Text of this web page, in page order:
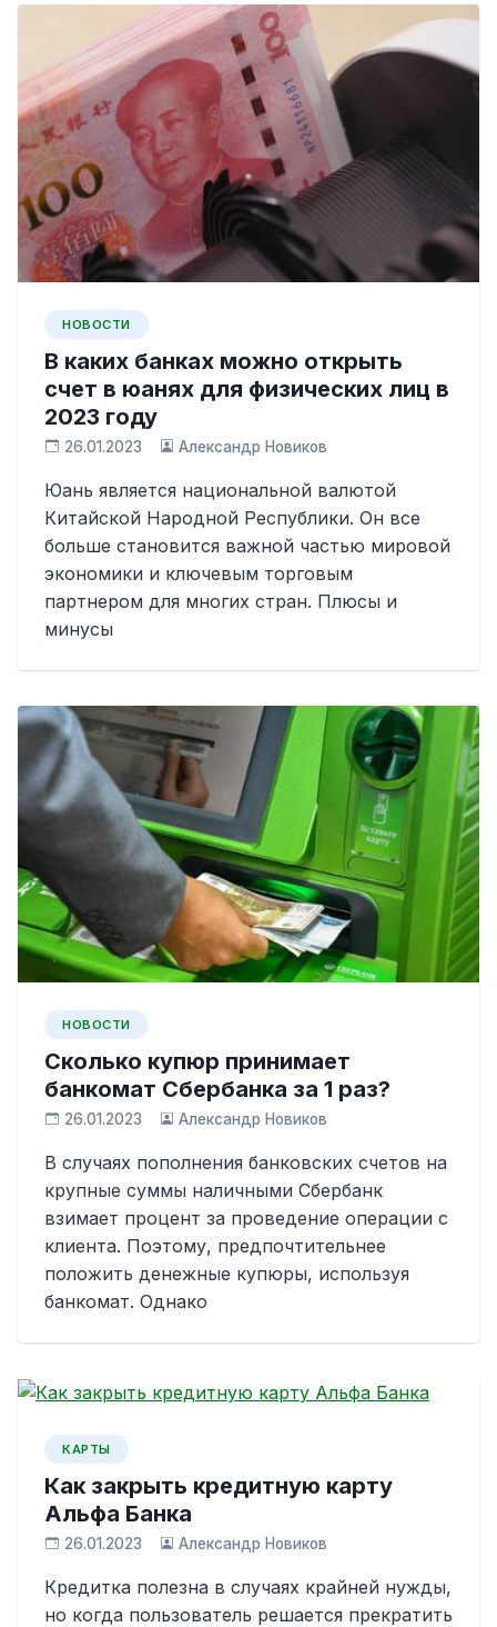
НОВОСТИ
В каких банках можно открыть
счет в юанях для физических лиц в
2023 году
26.01.2023 Александр Новиков
Юань является национальной валютой
Китайской Народной Республики. Он все
больше становится важной частью мировой
экономики и ключевым торговым
партнером для многих стран. Плюсы и
минусы
НОВОСТИ
Сколько купюр принимает
банкомат Сбербанка за 1 раз?
26.01.2023 Александр Новиков
В случаях пополнения банковских счетов на
крупные суммы наличными Сбербанк
взимает процент за проведение операции с
клиента. Поэтому, предпочтительнее
положить денежные купюры, используя
банкомат. Однако
КАРТЫ
Как закрыть кредитную карту
Альфа Банка
26.01.2023 Александр Новиков
Кредитка полезна в случаях крайней нужды,
но когда пользователь решается прекратить